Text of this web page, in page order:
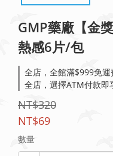
GMP藥廠【金
熱感6片/包
全店，全館滿$999免運
全店，選擇ATM付款即
NT$320
NT$69
數量